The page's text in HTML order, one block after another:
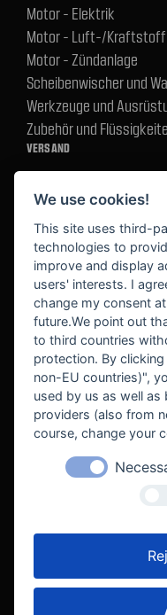
Motor - Elektrik
Motor - Luft-/Kraftstoff
Motor - Zündanlage
Scheibenwischer und
Werkzeuge und
Zubehör und
VERSAND
BEKANNT AUS
We use cookies!
This site uses third-
technologies to
improve and display
users' interests. I
change my consent
future.We point out
to third countries
protection. By
non-EU countries)",
used by us as well
providers (also from
course, change your